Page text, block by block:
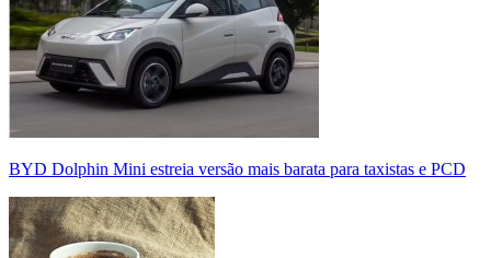
BYD Dolphin Mini estreia versão mais barata para taxistas e PCD